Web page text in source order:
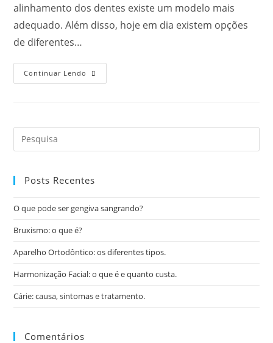
alinhamento dos dentes existe um modelo mais
adequado. Além disso, hoje em dia existem opções
de diferentes…
Continuar Lendo
Posts Recentes
O que pode ser gengiva sangrando?
Bruxismo: o que é?
Aparelho Ortodôntico: os diferentes tipos.
Harmonização Facial: o que é e quanto custa.
Cárie: causa, sintomas e tratamento.
Comentários